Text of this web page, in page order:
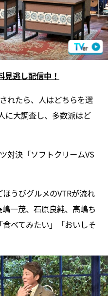
見逃し配信中！
れたら、人はどちらを選
大調査し、多数派はど
対決「ソフトクリームVS
うびグルメのVTRが流れ
一茂、石原良純、高嶋ち
べてみたい」「おいしそ